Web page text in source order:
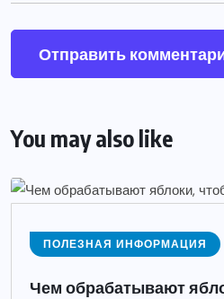
You may also like
ПОЛЕЗНАЯ ИНФОРМАЦИЯ
Чем обрабатывают